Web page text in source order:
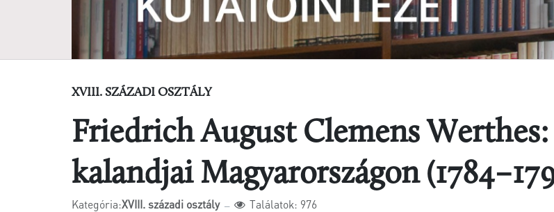
XVIII. SZÁZADI OSZTÁLY
Friedrich August Clemens
kalandjai Magyarországon
Kategória:XVIII. századi osztály Találatok: 976